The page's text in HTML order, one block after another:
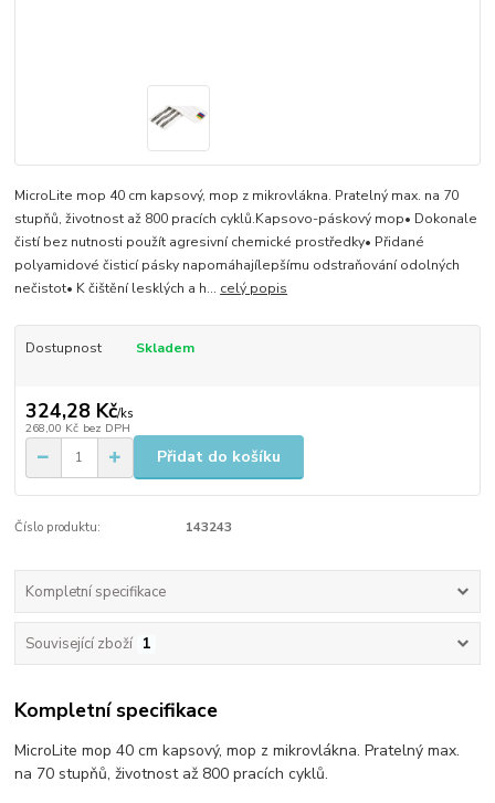
MicroLite mop 40 cm kapsový, mop z mikrovlákna. Pratelný max. na 70
stupňů, životnost až 800 pracích cyklů.Kapsovo-páskový mop• Dokonale
čistí bez nutnosti použít agresivní chemické prostředky• Přidané
polyamidové čisticí pásky napomáhajílepšímu odstraňování odolných
nečistot• K čištění lesklých a h... celý popis
Dostupnost Skladem
324,28 Kč/ks
268,00 Kč bez DPH
Přidat do košíku
Číslo produktu: 143243
Kompletní specifikace
Související zboží 1
Kompletní specifikace
MicroLite mop 40 cm kapsový, mop z mikrovlákna. Pratelný max.
na 70 stupňů, životnost až 800 pracích cyklů.